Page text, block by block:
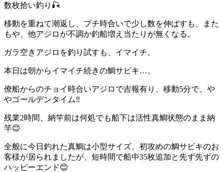
数枚拾い釣り🎣
移動を重ねて潮返し、プチ時合いで少し数を伸ばすも、また
もや、他アジロが不調か釣船増え当たりが無くなる。
ガラ空きアジロを釣り試すも、イマイチ。
本日は朝からイマイチ続きの鯛サビキ…。
僚船からのチョイ時合いアジロで吉報有り、移動5分で、や
やゴールデンタイム‼️
残業2時間、納竿前は何処でも船下は活性真鯛状態のまま納
竿😊
全般に今日釣れた真鯛は小型サイズ、初攻めの鯛サビキのお
客様が居られましたが、短時間で船中35枚追加と先ず先ずの
ハッピーエンド😊